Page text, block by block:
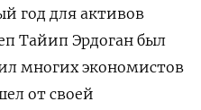
год для активов
Тайип Эрдоган был
многих экономистов
от своей